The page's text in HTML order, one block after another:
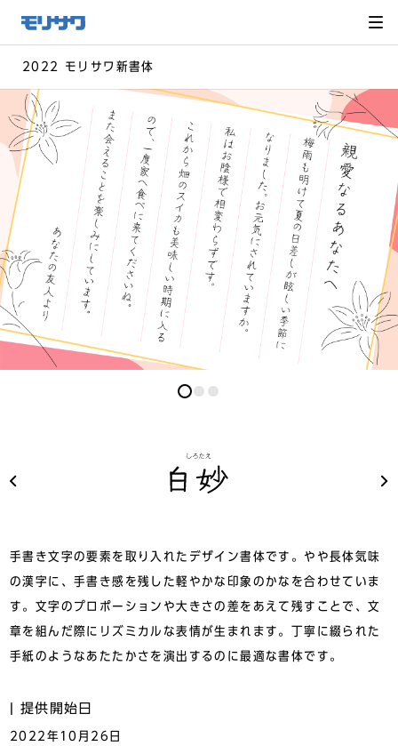
メ
ニュー
飛ばし
へ移動
2022 モリサワ新書体
0 0
手書き文字の要素を取り入れたデザイン書体です。やや長体気味
の漢字に、手書き感を残した軽やかな印象のかなを合わせていま
す。文字のプロポーションや大きさの差をあえて残すことで、文
章を組んだ際にリズミカルな表情が生まれます。丁寧に綴られた
手紙のようなあたたかさを演出するのに最適な書体です。
提供開始日
2022年10月26日